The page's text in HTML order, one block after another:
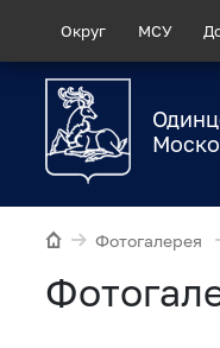
Округ МСУ
Фотогалерея